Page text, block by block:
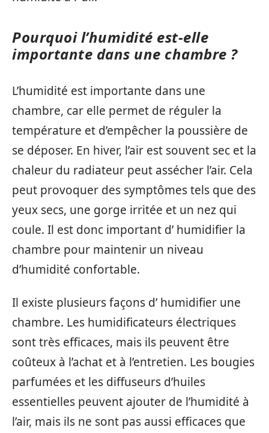
Pourquoi l’humidité est-elle
importante dans une chambre ?
L’humidité est importante dans une
chambre, car elle permet de réguler la
température et d’empêcher la poussière de
se déposer. En hiver, l’air est souvent sec et la
chaleur du radiateur peut assécher l’air. Cela
peut provoquer des symptômes tels que des
yeux secs, une gorge irritée et un nez qui
coule. Il est donc important d’ humidifier la
chambre pour maintenir un niveau
d’humidité confortable.
Il existe plusieurs façons d’ humidifier une
chambre. Les humidificateurs électriques
sont très efficaces, mais ils peuvent être
coûteux à l’achat et à l’entretien. Les bougies
parfumées et les diffuseurs d’huiles
essentielles peuvent ajouter de l’humidité à
l’air, mais ils ne sont pas aussi efficaces que